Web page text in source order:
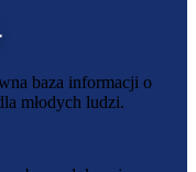
baza informacji o
młodych ludzi.